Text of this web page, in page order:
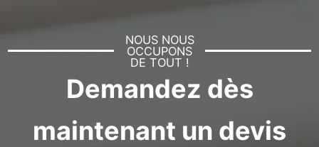
NOUS NOUS
OCCUPONS
DE TOUT !
Demandez dès
maintenant un devis